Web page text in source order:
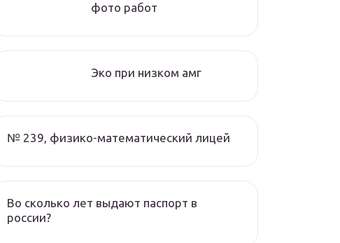
фото работ
Эко при низком амг
№ 239, физико-математический лицей
Во сколько лет выдают паспорт в
россии?